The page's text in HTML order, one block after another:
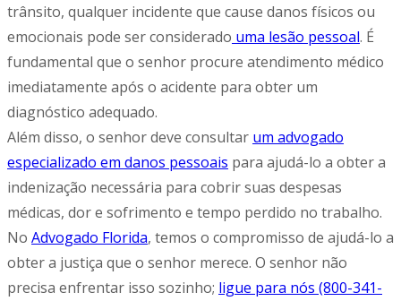
trânsito, qualquer incidente que cause danos físicos ou
emocionais pode ser considerado uma lesão pessoal. É
fundamental que o senhor procure atendimento médico
imediatamente após o acidente para obter um
diagnóstico adequado.
Além disso, o senhor deve consultar um advogado
especializado em danos pessoais para ajudá-lo a obter a
indenização necessária para cobrir suas despesas
médicas, dor e sofrimento e tempo perdido no trabalho.
No Advogado Florida, temos o compromisso de ajudá-lo a
obter a justiça que o senhor merece. O senhor não
precisa enfrentar isso sozinho; ligue para nós (800-341-